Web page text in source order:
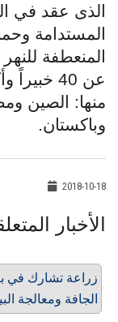
الذى عقد في
المستدامة
المنعطفة
عن 40
منها: الصين
وباكستان.
2018-10-18
الأخبار
زراعة تشارك في
الجافة ومعالجة